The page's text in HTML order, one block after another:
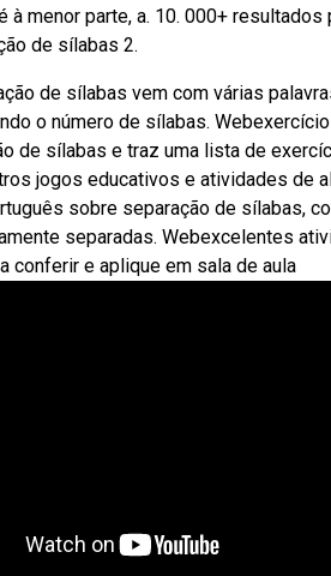
menor parte, a. 10. 000+
de sílabas 2.
de sílabas vem com várias
o número de sílabas.
de sílabas e traz uma lista de
jogos educativos e atividades de
sobre separação de sílabas,
separadas. Webexcelentes
conferir e aplique em sala de aula